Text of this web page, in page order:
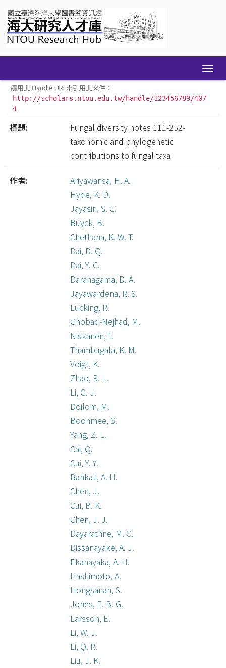
navigation
請用此 Handle URI 來引用此文件：
http://scholars.ntou.edu.tw/handle/123456789/407
4
標題:
Fungal diversity notes 111-252-
taxonomic and phylogenetic
contributions to fungal taxa
作者:
Ariyawansa, H. A.
Hyde, K. D.
Jayasiri, S. C.
Buyck, B.
Chethana, K. W. T.
Dai, D. Q.
Dai, Y. C.
Daranagama, D. A.
Jayawardena, R. S.
Lucking, R.
Ghobad-Nejhad, M.
Niskanen, T.
Thambugala, K. M.
Voigt, K.
Zhao, R. L.
Li, G. J.
Doilom, M.
Boonmee, S.
Yang, Z. L.
Cai, Q.
Cui, Y. Y.
Bahkali, A. H.
Chen, J.
Cui, B. K.
Chen, J. J.
Dayarathne, M. C.
Dissanayake, A. J.
Ekanayaka, A. H.
Hashimoto, A.
Hongsanan, S.
Jones, E. B. G.
Larsson, E.
Li, W. J.
Li, Q. R.
Liu, J. K.